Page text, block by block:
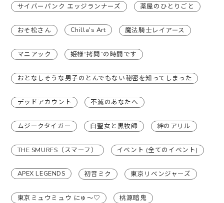
サイバーパンク エッジランナーズ 薬屋のひとりごと
おそ松さん Chilla's Art 魔法騎士レイアース
マニアック 姫様“拷問”の時間です
おとなしそうな男子のとんでもない秘密を知ってしまった
デッドアカウント 不滅のあなたへ
ムジークタイガー 白聖女と黒牧師 絆のアリル
THE SMURFS（スマーフ） イベント (全てのイベント)
APEX LEGENDS 初音ミク 東京リベンジャーズ
東京ミュウミュウ にゅ〜♡ 桃源暗鬼